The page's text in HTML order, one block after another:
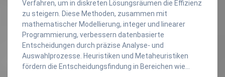
Verfahren, um in diskreten Lösungsräumen die Effizienz
zu steigern. Diese Methoden, zusammen mit
mathematischer Modellierung, integer und linearer
Programmierung, verbessern datenbasierte
Entscheidungen durch präzise Analyse- und
Auswahlprozesse. Heuristiken und Metaheuristiken
fördern die Entscheidungsfindung in Bereichen wie…